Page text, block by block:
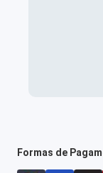
Formas de